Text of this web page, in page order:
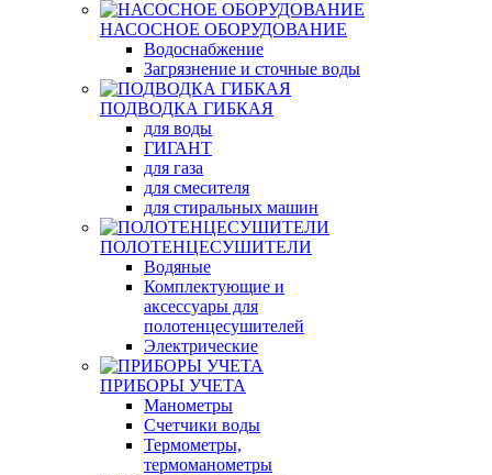
НАСОСНОЕ ОБОРУДОВАНИЕ
Водоснабжение
Загрязнение и сточные воды
ПОДВОДКА ГИБКАЯ
для воды
ГИГАНТ
для газа
для смесителя
для стиральных машин
ПОЛОТЕНЦЕСУШИТЕЛИ
Водяные
Комплектующие и
аксессуары для
полотенцесушителей
Электрические
ПРИБОРЫ УЧЕТА
Манометры
Счетчики воды
Термометры,
термоманометры